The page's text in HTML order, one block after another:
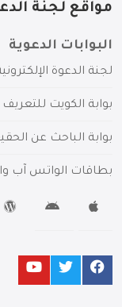
مواقع لجنة
البوابات الدعوية
لجنة الدعوة
بوابة الكويت للتعريف
بوابة الباحث عن
بطاقات الواتس آب